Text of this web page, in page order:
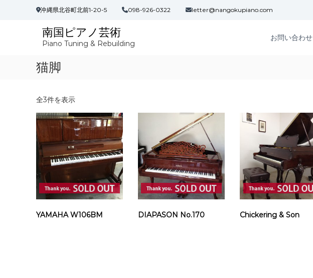
沖縄県北谷町北前1-20-5 098-926-0322 letter@nangokupiano.com
南国ピアノ芸術
Piano Tuning & Rebuilding
お問い合わせ
猫脚
全3件を表示新
い
順
YAMAHA W106BM DIAPASON No.170 Chickering & Son